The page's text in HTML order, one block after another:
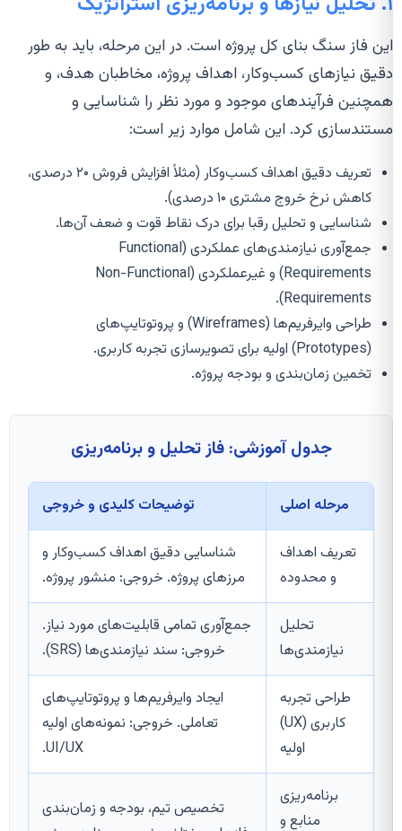
این فاز سنگ بنای کل پروژه است. در این مرحله، باید به طور
دقیق نیازهای کسب‌وکار، اهداف پروژه، مخاطبان هدف، و
همچنین فرآیندهای موجود و مورد نظر را شناسایی و
مستندسازی کرد. این شامل موارد زیر است:
تعریف دقیق اهداف کسب‌وکار (مثلاً افزایش فروش ۲۰ درصدی،
کاهش نرخ خروج مشتری ۱۰ درصدی).
شناسایی و تحلیل رقبا برای درک نقاط قوت و ضعف آن‌ها.
جمع‌آوری نیازمندی‌های عملکردی (Functional
Requirements) و غیرعملکردی (Non-Functional
Requirements).
طراحی وایرفریم‌ها (Wireframes) و پروتوتایپ‌های
(Prototypes) اولیه برای تصویرسازی تجربه کاربری.
تخمین زمان‌بندی و بودجه پروژه.
جدول آموزشی: فاز تحلیل و برنامه‌ریزی
مرحله اصلی توضیحات کلیدی و خروجی
تعریف اهداف
و محدوده
شناسایی دقیق اهداف کسب‌وکار و
مرزهای پروژه. خروجی: منشور پروژه.
تحلیل
نیازمندی‌ها
جمع‌آوری تمامی قابلیت‌های مورد نیاز.
خروجی: سند نیازمندی‌ها (SRS).
طراحی تجربه
کاربری (UX)
اولیه
ایجاد وایرفریم‌ها و پروتوتایپ‌های
تعاملی. خروجی: نمونه‌های اولیه
UI/UX.
برنامه‌ریزی
منابع و
تخصیص تیم، بودجه و زمان‌بندی